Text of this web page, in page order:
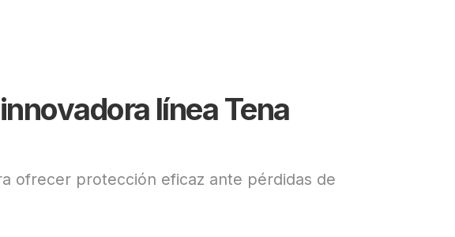
línea Tena
ofrecer protección eficaz ante pérdidas de